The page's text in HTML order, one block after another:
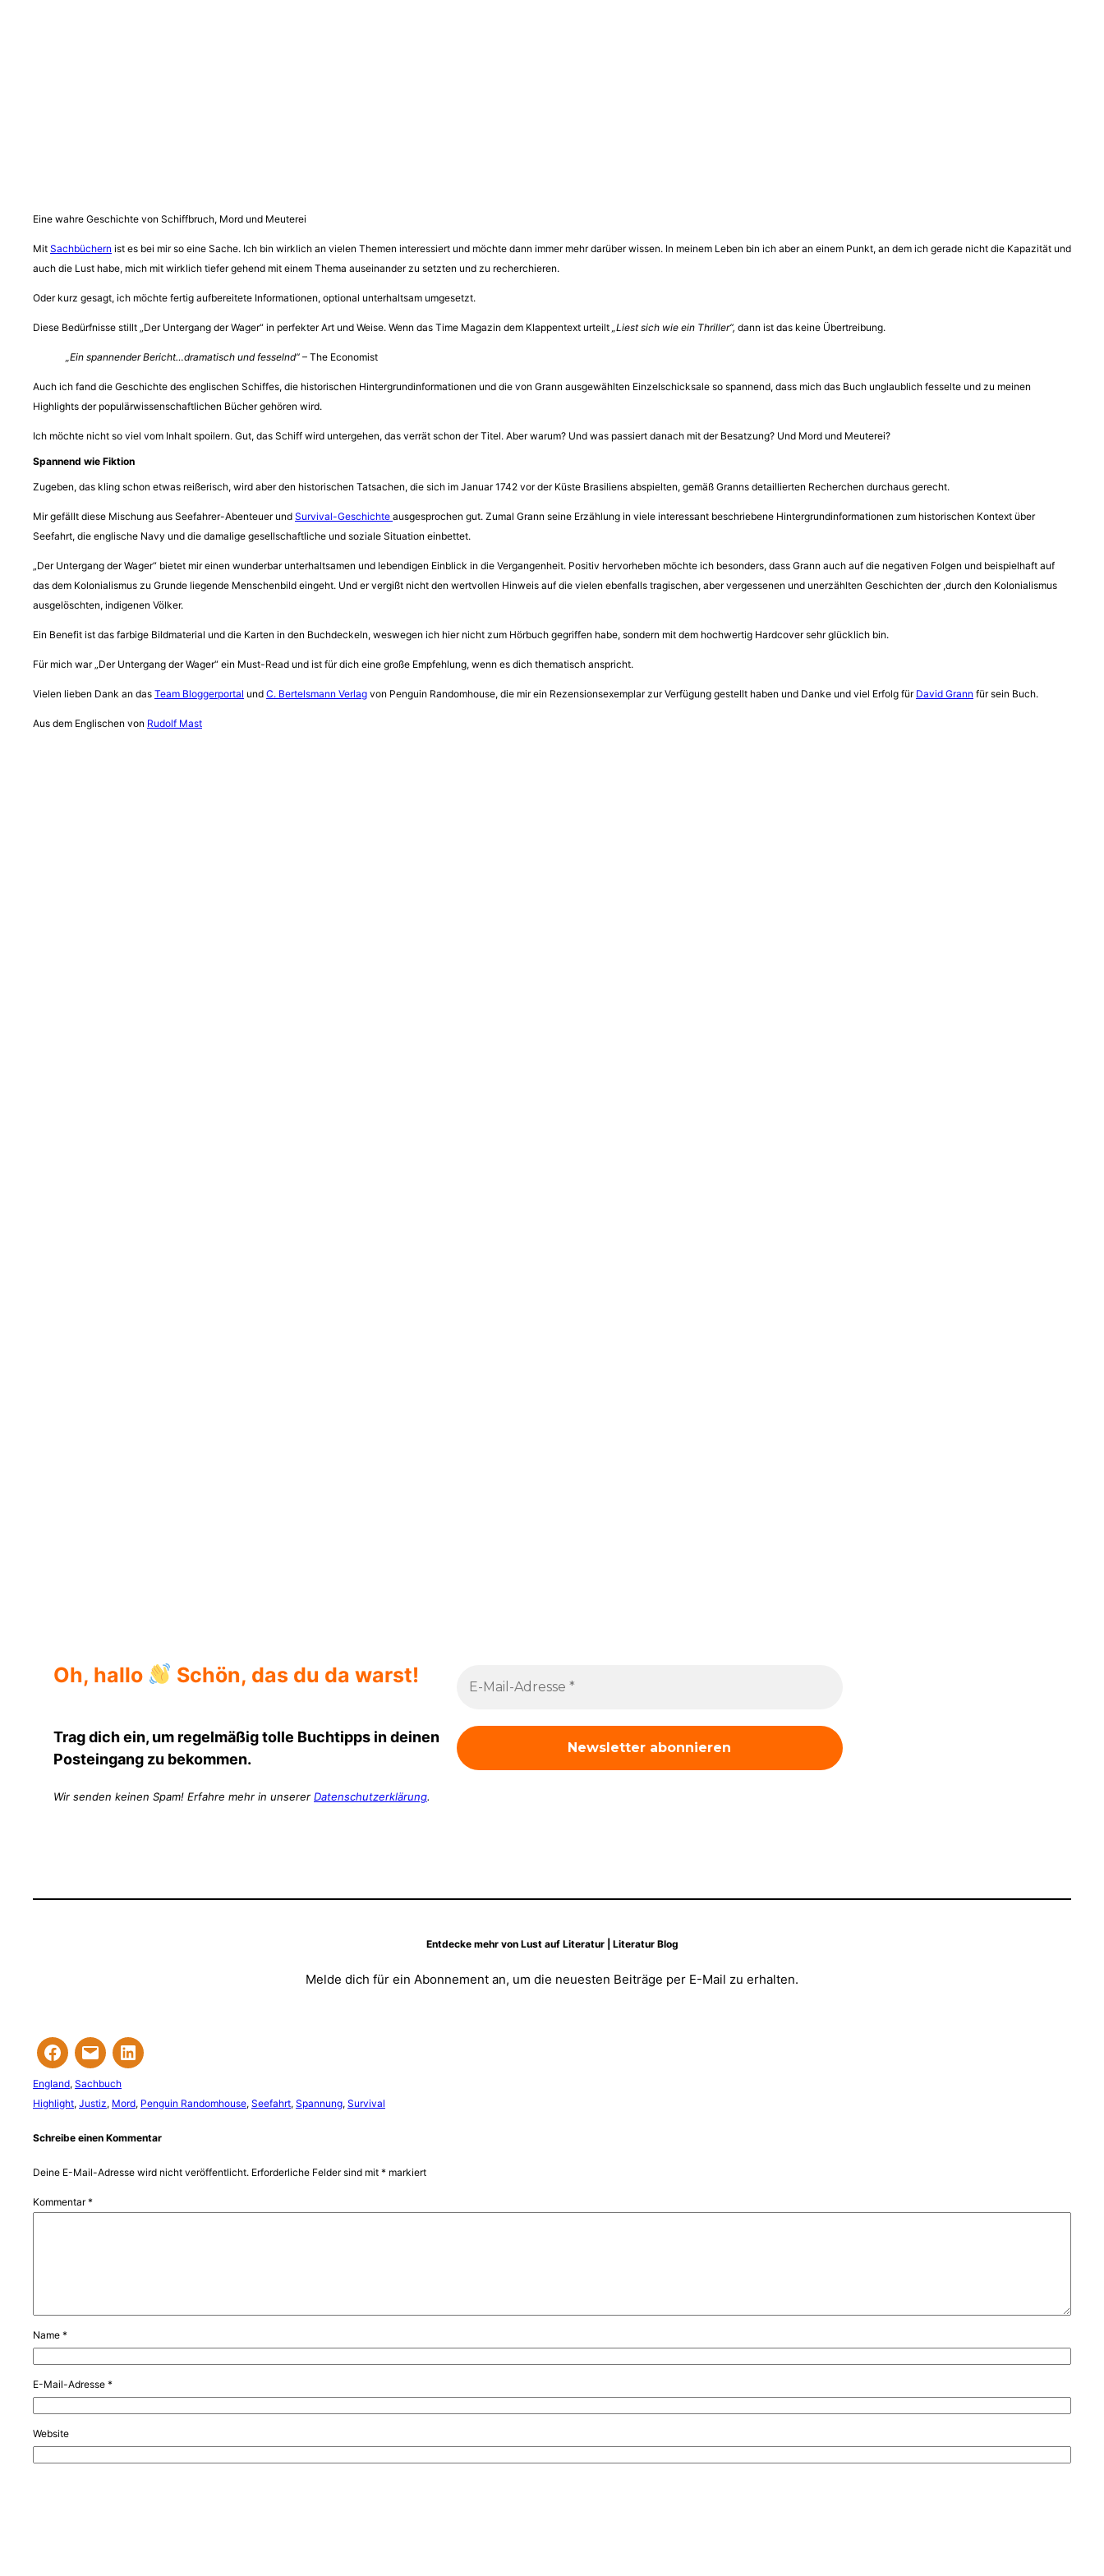
Eine wahre Geschichte von Schiffbruch, Mord und Meuterei
Mit Sachbüchern ist es bei mir so eine Sache. Ich bin wirklich an vielen Themen interessiert und möchte dann immer mehr darüber wissen. In meinem Leben bin ich aber an einem Punkt, an dem ich gerade nicht die Kapazität und
auch die Lust habe, mich mit wirklich tiefer gehend mit einem Thema auseinander zu setzten und zu recherchieren.
Oder kurz gesagt, ich möchte fertig aufbereitete Informationen, optional unterhaltsam umgesetzt.
Diese Bedürfnisse stillt „Der Untergang der Wager“ in perfekter Art und Weise. Wenn das Time Magazin dem Klappentext urteilt „Liest sich wie ein Thriller“, dann ist das keine Übertreibung.
„Ein spannender Bericht…dramatisch und fesselnd“ – The Economist
Auch ich fand die Geschichte des englischen Schiffes, die historischen Hintergrundinformationen und die von Grann ausgewählten Einzelschicksale so spannend, dass mich das Buch unglaublich fesselte und zu meinen
Highlights der populärwissenschaftlichen Bücher gehören wird.
Ich möchte nicht so viel vom Inhalt spoilern. Gut, das Schiff wird untergehen, das verrät schon der Titel. Aber warum? Und was passiert danach mit der Besatzung? Und Mord und Meuterei?
Spannend wie Fiktion
Zugeben, das kling schon etwas reißerisch, wird aber den historischen Tatsachen, die sich im Januar 1742 vor der Küste Brasiliens abspielten, gemäß Granns detaillierten Recherchen durchaus gerecht.
Mir gefällt diese Mischung aus Seefahrer-Abenteuer und Survival-Geschichte ausgesprochen gut. Zumal Grann seine Erzählung in viele interessant beschriebene Hintergrundinformationen zum historischen Kontext über
Seefahrt, die englische Navy und die damalige gesellschaftliche und soziale Situation einbettet.
„Der Untergang der Wager“ bietet mir einen wunderbar unterhaltsamen und lebendigen Einblick in die Vergangenheit. Positiv hervorheben möchte ich besonders, dass Grann auch auf die negativen Folgen und beispielhaft auf
das dem Kolonialismus zu Grunde liegende Menschenbild eingeht. Und er vergißt nicht den wertvollen Hinweis auf die vielen ebenfalls tragischen, aber vergessenen und unerzählten Geschichten der ,durch den Kolonialismus
ausgelöschten, indigenen Völker.
Ein Benefit ist das farbige Bildmaterial und die Karten in den Buchdeckeln, weswegen ich hier nicht zum Hörbuch gegriffen habe, sondern mit dem hochwertig Hardcover sehr glücklich bin.
Für mich war „Der Untergang der Wager“ ein Must-Read und ist für dich eine große Empfehlung, wenn es dich thematisch anspricht.
Vielen lieben Dank an das Team Bloggerportal und C. Bertelsmann Verlag von Penguin Randomhouse, die mir ein Rezensionsexemplar zur Verfügung gestellt haben und Danke und viel Erfolg für David Grann für sein Buch.
Aus dem Englischen von Rudolf Mast
Oh, hallo Schön, das du da warst!
Trag dich ein, um regelmäßig tolle Buchtipps in deinen
Posteingang zu bekommen.
Wir senden keinen Spam! Erfahre mehr in unserer Datenschutzerklärung.
Entdecke mehr von Lust auf Literatur | Literatur Blog
Melde dich für ein Abonnement an, um die neuesten Beiträge per E-Mail zu erhalten.
England, Sachbuch
Highlight, Justiz, Mord, Penguin Randomhouse, Seefahrt, Spannung, Survival
Schreibe einen Kommentar
Deine E-Mail-Adresse wird nicht veröffentlicht. Erforderliche Felder sind mit * markiert
Kommentar*
Name *
E-Mail-Adresse *
Website